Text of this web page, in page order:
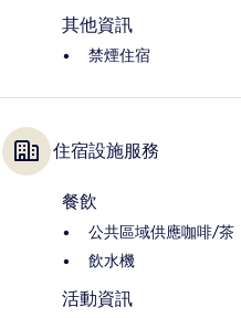
其他資訊
禁煙住宿
住宿設施服務
餐飲
公共區域供應咖啡/茶
飲水機
活動資訊